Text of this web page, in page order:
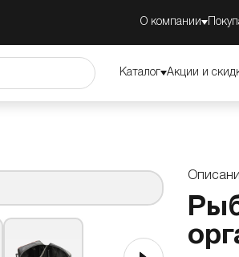
О компании
Каталог Акции и